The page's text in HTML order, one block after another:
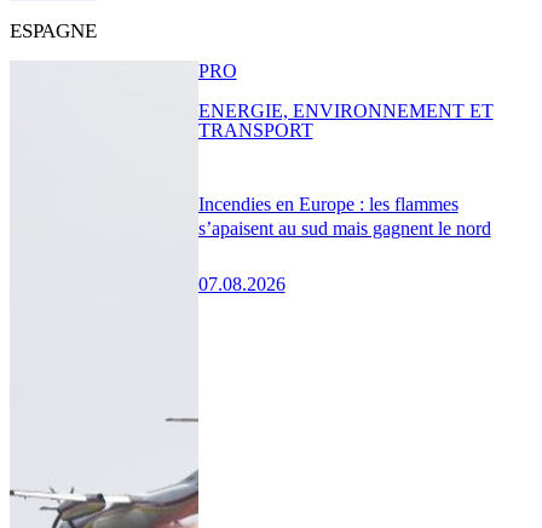
ESPAGNE
Incendies en Europe : les flammes
s’apaisent au sud mais gagnent le nord
07.08.2026
PRO
ENERGIE, ENVIRONNEMENT ET
TRANSPORT